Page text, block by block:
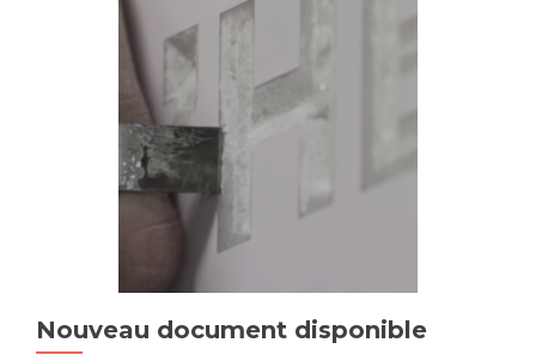
Nouveau document disponible